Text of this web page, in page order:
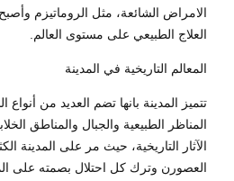
الامراض الشائعة، مثل الروماتيزم
العلاج الطبيعي على مستوى العالم.
المعالم التاريخية في المدينة
تتميز المدينة بانها تضم العديد من
المناظر الطبيعية والجبال والمناطق
الآثار التاريخية، حيث مر على المدينة
العصورن وترك كل احتلال بصمته على